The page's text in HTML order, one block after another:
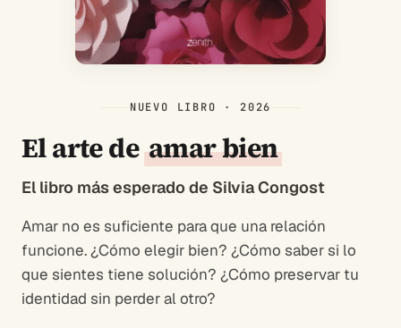
NUEVO LIBRO · 2026
El arte de amar bien
El libro más esperado de Silvia Congost
Amar no es suficiente para que una relación
funcione. ¿Cómo elegir bien? ¿Cómo saber si lo
que sientes tiene solución? ¿Cómo preservar tu
identidad sin perder al otro?